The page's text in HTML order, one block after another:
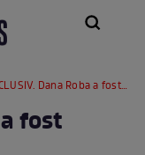
a fost bătută de soț! A fost transportată de urgență la spital. Acum se află în stare gravă. Informații exclusive
fost